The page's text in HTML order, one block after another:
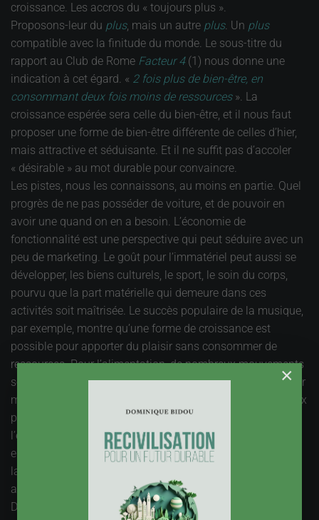
croissance. Les accros du « toujours plus ».
Proposons-leur du plus, mais un autre plus. Un plus
compatible avec la finitude du monde. Le sous-titre du
rapport au Club de Rome Facteur 4 (1) nous donne une
indication à cet égard. « 2 fois plus de bien-être, en
consommant deux fois moins de ressources». La
croissance espérée sera celle du bien-être, et il nous faut
proposer une forme de bien-être différente de celles d’hier,
mais attractive et séduisante. Et il ne suffit pas d’accoler
« désirable » au mot durable pour convaincre.
Les pistes, nous les connaissons, au moins en partie. Quel
progrès de ne pas posséder de voiture, et de pouvoir en
avoir une quand on en a besoin. L’économie de
fonctionnalité est une perspective qui peut séduire avec un
peu de marketing. Le goût pour l’immatériel peut aussi se
développer, les biens culturels, le sport, le soin du corps,
pourvu que la part matérielle qui demeure dans ces
activités soit maîtrisée. Le succès populaire de la musique,
par exemple, montre qu’une forme de croissance est
possible pour apporter du plaisir sans consommer de
ressources. Pour l’alimentation, de nombreux mouvements
sociaux ont commencé à changer les modèles, le « manger
mieux » pourrait prendre la place du « manger plus ». Mieux
pour le plaisir, pour la santé et pour la planète. Créer de
l’émotion, ça ne pèse pas sur la planète, et c’est
enrichissant. Aujourd’hui, cette émotion est souvent liée à
la possession de biens matériels, et c’est là qu’il faut
apporter un changement radical.
D’une manière générale, la seule manière de sortir de la
×